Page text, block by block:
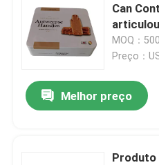
Can
MOQ：
Preço：
Melhor preço